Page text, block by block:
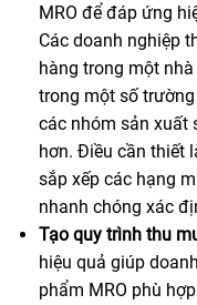
MRO để đáp ứng
Các doanh nghiệp
hàng trong một
trong một số
các nhóm sản xuất
hơn. Điều cần thiết
sắp xếp các hạng
nhanh chóng xác
Tạo quy trình thu
hiệu quả giúp
phẩm MRO phù